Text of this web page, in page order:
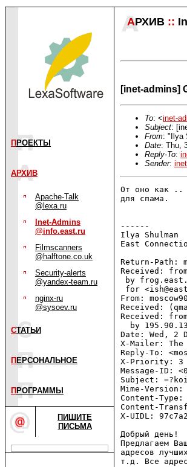
П РОЕКТЫ
АРХИВ
Apache-Talk
@lexa.ru
Inet-Admins
@info.east.ru
Filmscanners
@halftone.co.uk
Security-alerts
@yandex-team.ru
nginx-ru
@sysoev.ru
СТАТЬИ
П ЕРСОНАЛЬНОЕ
П РОГРАММЫ
ПИШИТЕ
ПИСЬМА
АРХИВ ::
[inet-admins]
To: <inet-
Subject:
From: "Ilya
Date: Thu,
Reply-To:
Sender:
От оно как ..
для спама.
------
Ilya Shulman
East
Return-Path:
Received:
by
for
From:
Received:
Received:
by
Date: Wed, 2
X-Mailer: The
Reply-To:
X-Priority: 3
Message-ID:
Subject:
Mime-Version:
Content-
Content-
X-UIDL:
Добрый день!
Предлагаем
адресов
т.д. Все